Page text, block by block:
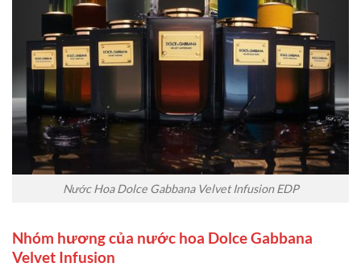
Nước Hoa Dolce Gabbana Velvet Infusion EDP
Nhóm hương của nước hoa Dolce Gabbana
Velvet Infusion